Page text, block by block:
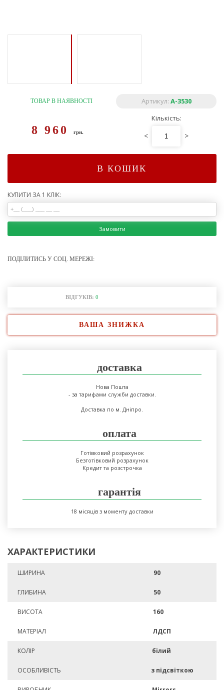
ТОВАР В НАЯВНОСТІ Артикул: А-3530
8 960грн.
Кількість:
< >
В КОШИК
КУПИТИ ЗА 1 КЛІК:
Замовити
ПОДІЛИТИСЬ У СОЦ. МЕРЕЖІ:
ВІДГУКІВ: 0
ВАША ЗНИЖКА
доставка
Нова Пошта
- за тарифами служби доставки.
Доставка по м. Дніпро.
оплата
Готівковий розрахунок
Безготівковий розрахунок
Кредит та розстрочка
гарантія
18 місяців з моменту доставки
ХАРАКТЕРИСТИКИ
ШИРИНА 90
ГЛИБИНА 50
ВИСОТА 160
МАТЕРІАЛ ЛДСП
КОЛІР білий
ОСОБЛИВІСТЬ з підсвіткою